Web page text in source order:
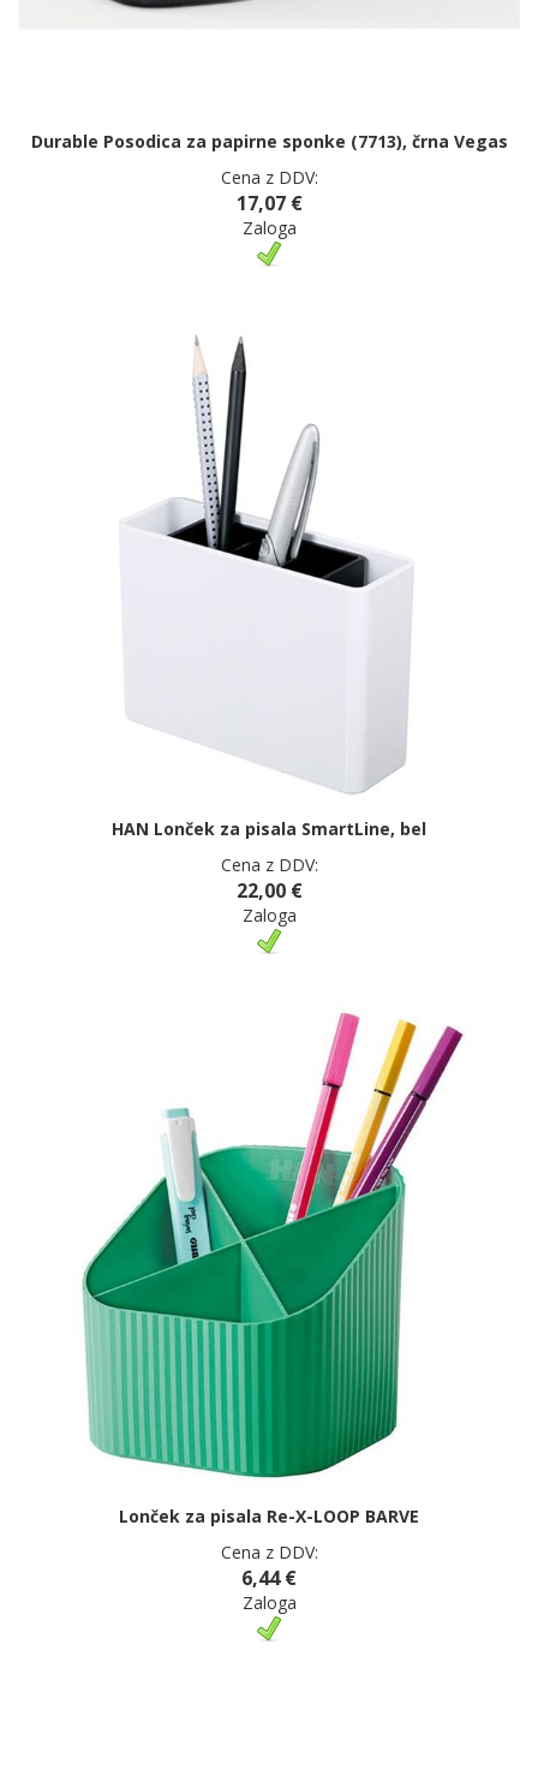
Durable Posodica za papirne sponke (7713), črna Vegas
Cena z DDV:
17,07 €
Zaloga
HAN Lonček za pisala SmartLine, bel
Cena z DDV:
22,00 €
Zaloga
Lonček za pisala Re-X-LOOP BARVE
Cena z DDV:
6,44 €
Zaloga